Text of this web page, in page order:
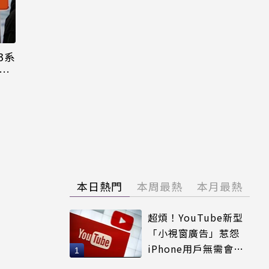
系
本日熱門 本周最熱 本月最熱
超煩！YouTube新型
「小視窗廣告」惹怨
iPhone用戶無需會員